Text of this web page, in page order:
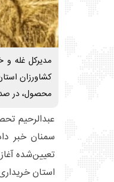
کشاورزان
محصول، در
عبدالرحیم
استان